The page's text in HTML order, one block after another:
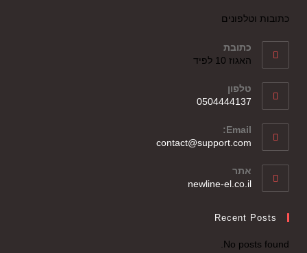
כתובות וטלפונים
כתובת
האגוז 10 לפיד
טלפון
0504444137
Email:
contact@support.com
אתר
newline-el.co.il
Recent Posts
No posts found.